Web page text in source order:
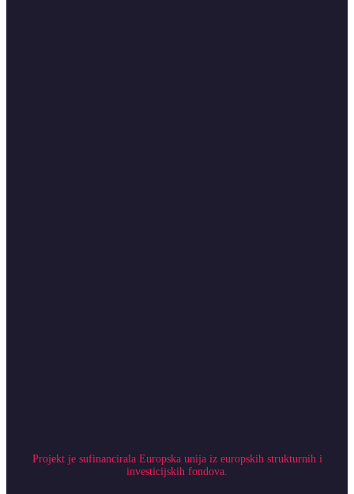
Projekt je sufinancirala Europska unija iz europskih strukturnih i
investicijskih fondova.